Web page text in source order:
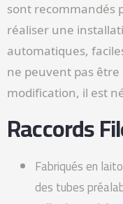
sont recommandés
réaliser une
automatiques,
ne peuvent pas
modification, il est
Raccords
Fabriqués en
des tubes